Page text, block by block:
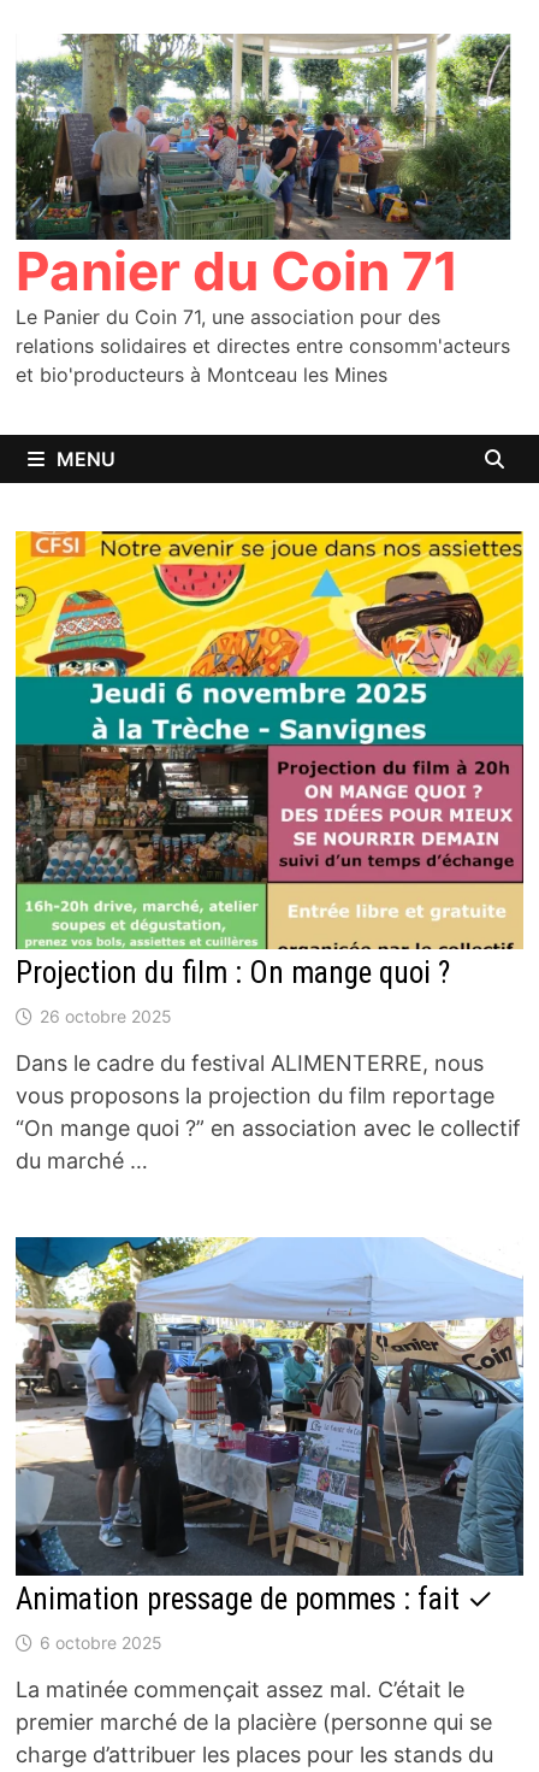
contenu
Panier du Coin 71
Le Panier du Coin 71, une association pour des
relations solidaires et directes entre consomm'acteurs
et bio'producteurs à Montceau les Mines
MENU
Projection du film : On mange quoi ?
26 octobre 2025
Dans le cadre du festival ALIMENTERRE, nous
vous proposons la projection du film reportage
“On mange quoi ?” en association avec le collectif
du marché …
Animation pressage de pommes : fait ✓
6 octobre 2025
La matinée commençait assez mal. C’était le
premier marché de la placière (personne qui se
charge d’attribuer les places pour les stands du